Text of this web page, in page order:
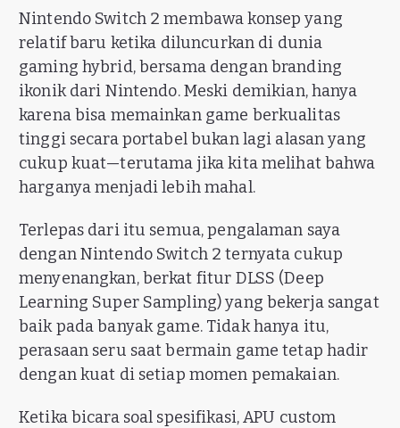
Nintendo Switch 2 membawa konsep yang
relatif baru ketika diluncurkan di dunia
gaming hybrid, bersama dengan branding
ikonik dari Nintendo. Meski demikian, hanya
karena bisa memainkan game berkualitas
tinggi secara portabel bukan lagi alasan yang
cukup kuat—terutama jika kita melihat bahwa
harganya menjadi lebih mahal.
Terlepas dari itu semua, pengalaman saya
dengan Nintendo Switch 2 ternyata cukup
menyenangkan, berkat fitur DLSS (Deep
Learning Super Sampling) yang bekerja sangat
baik pada banyak game. Tidak hanya itu,
perasaan seru saat bermain game tetap hadir
dengan kuat di setiap momen pemakaian.
Ketika bicara soal spesifikasi, APU custom